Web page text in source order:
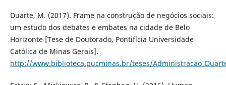
Duarte, M. (2017). Frame na construção de negócios sociais:
um estudo dos debates e embates na cidade de Belo
Horizonte [Tese de Doutorado, Pontifícia Universidade
Católica de Minas Gerais].
http://www.biblioteca.pucminas.br/teses/